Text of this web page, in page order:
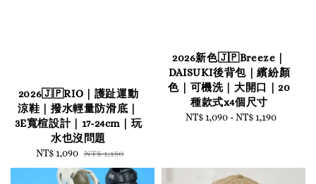
2026🇯🇵RIO｜護趾運動
涼鞋｜撥水輕量防滑底｜
3E寬楦設計｜17-24cm｜玩
水也沒問題
Sale
price
NT$ 1,090 Regular
price
NT$ 1,150
2026新色🇯🇵Breeze｜
DAISUKI後背包｜繽紛顏
色｜可機洗｜大開口｜20
種款式x4個尺寸
Regular
NT$ 1,090-NT$ 1,190